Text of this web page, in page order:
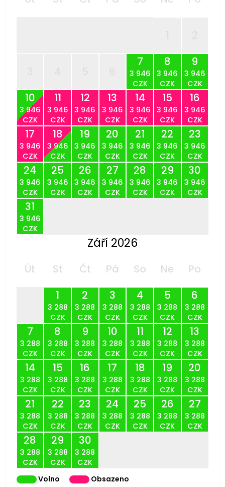
7
3 946
CZK
8
3 946
CZK
9
3 946
CZK
10
3 946
CZK
11
3 946
CZK
12
3 946
CZK
13
3 946
CZK
14
3 946
CZK
15
3 946
CZK
16
3 946
CZK
17
3 946
CZK
18
3 946
CZK
19
3 946
CZK
20
3 946
CZK
21
3 946
CZK
22
3 946
CZK
23
3 946
CZK
24
3 946
CZK
25
3 946
CZK
26
3 946
CZK
27
3 946
CZK
28
3 946
CZK
29
3 946
CZK
30
3 946
CZK
31
3 946
CZK
Září 2026
Út St Čt Pá So Ne
Po
1
3 288
CZK
2
3 288
CZK
3
3 288
CZK
4
3 288
CZK
5
3 288
CZK
6
3 288
CZK
7
3 288
CZK
8
3 288
CZK
9
3 288
CZK
10
3 288
CZK
11
3 288
CZK
12
3 288
CZK
13
3 288
CZK
14
3 288
CZK
15
3 288
CZK
16
3 288
CZK
17
3 288
CZK
18
3 288
CZK
19
3 288
CZK
20
3 288
CZK
21
3 288
CZK
22
3 288
CZK
23
3 288
CZK
24
3 288
CZK
25
3 288
CZK
26
3 288
CZK
27
3 288
CZK
28
3 288
CZK
29
3 288
CZK
30
3 288
CZK
Volno
Obsazeno